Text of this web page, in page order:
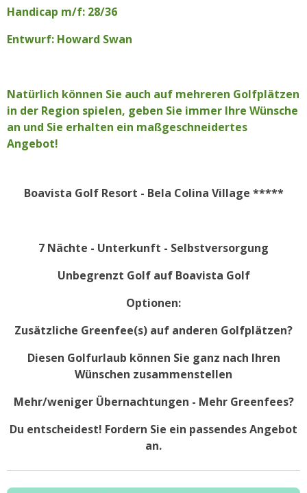
Handicap m/f: 28/36
Entwurf: Howard Swan
Natürlich können Sie auch auf mehreren Golfplätzen
in der Region spielen, geben Sie immer Ihre Wünsche
an und Sie erhalten ein maßgeschneidertes
Angebot!
Boavista Golf Resort - Bela Colina Village *****
7 Nächte - Unterkunft - Selbstversorgung
Unbegrenzt Golf auf Boavista Golf
Optionen:
Zusätzliche Greenfee(s) auf anderen Golfplätzen?
Diesen Golfurlaub können Sie ganz nach Ihren
Wünschen zusammenstellen
Mehr/weniger Übernachtungen - Mehr Greenfees?
Du entscheidest! Fordern Sie ein passendes Angebot
an.